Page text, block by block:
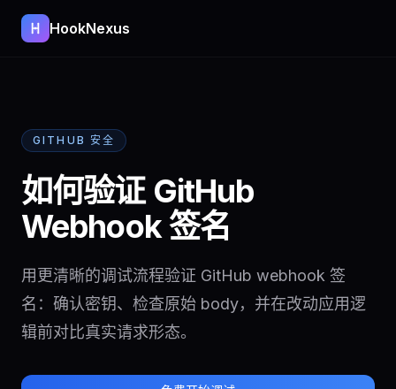
HookNexus
GITHUB 安全
如何验证 GitHub
Webhook 签名
用更清晰的调试流程验证 GitHub webhook 签
名：确认密钥、检查原始 body，并在改动应用逻
辑前对比真实请求形态。